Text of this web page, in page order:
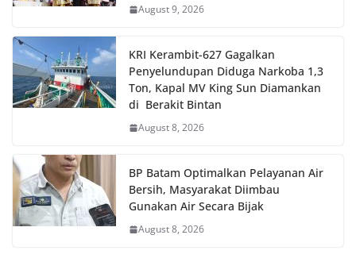
August 9, 2026
KRI Kerambit-627 Gagalkan
Penyelundupan Diduga Narkoba 1,3
Ton, Kapal MV King Sun Diamankan
di Berakit Bintan
August 8, 2026
BP Batam Optimalkan Pelayanan Air
Bersih, Masyarakat Diimbau
Gunakan Air Secara Bijak
August 8, 2026